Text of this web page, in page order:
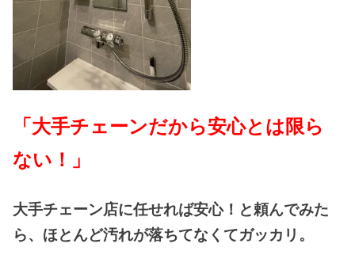
「大手チェーンだから安心とは限ら
ない！」
大手チェーン店に任せれば安心！と頼んでみた
ら、ほとんど汚れが落ちてなくてガッカリ。